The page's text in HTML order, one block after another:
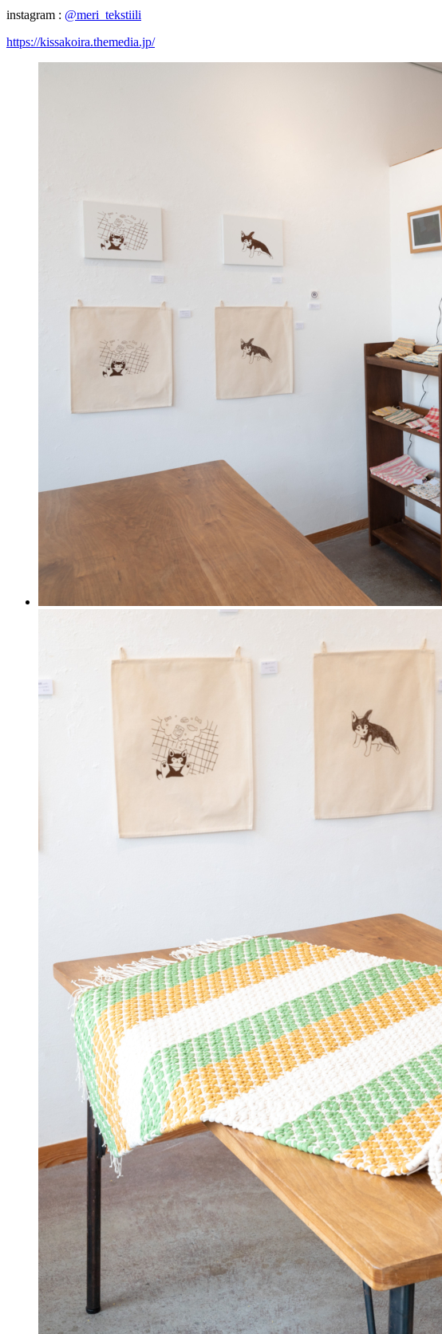
instagram : @meri_tekstiili
https://kissakoira.themedia.jp/